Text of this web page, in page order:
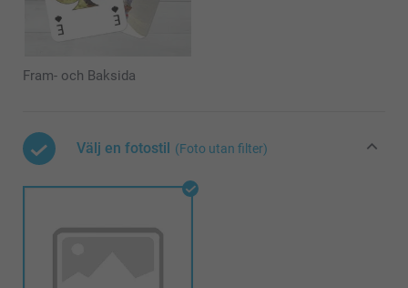
Fram- och Baksida
Välj en fotostil (Foto utan filter)